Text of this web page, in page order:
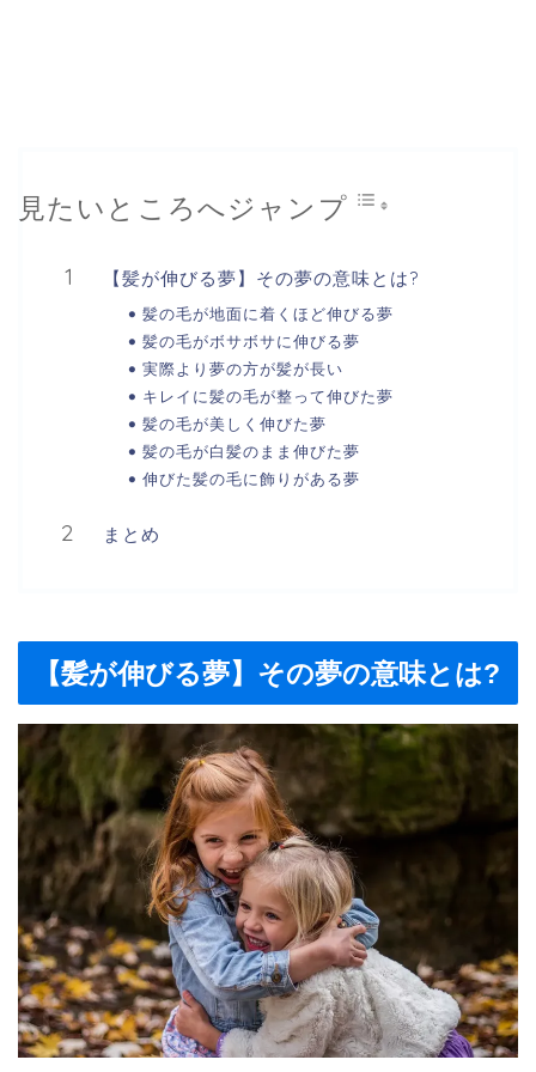
見たいところへジャンプ
【髪が伸びる夢】その夢の意味とは?
髪の毛が地面に着くほど伸びる夢
髪の毛がボサボサに伸びる夢
実際より夢の方が髪が長い
キレイに髪の毛が整って伸びた夢
髪の毛が美しく伸びた夢
髪の毛が白髪のまま伸びた夢
伸びた髪の毛に飾りがある夢
まとめ
【髪が伸びる夢】その夢の意味とは?